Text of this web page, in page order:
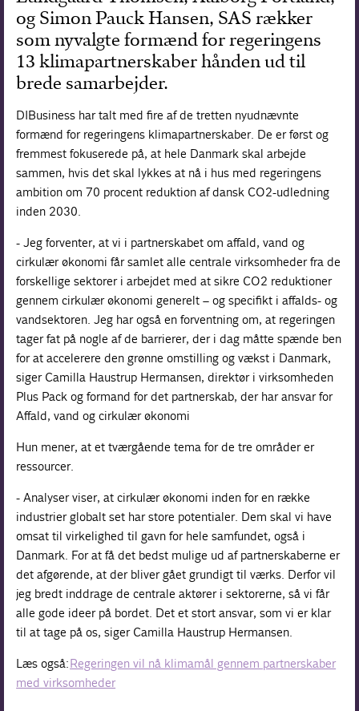
og Simon Pauck Hansen, SAS rækker
som nyvalgte formænd for regeringens
13 klimapartnerskaber hånden ud til
brede samarbejder.
DIBusiness har talt med fire af de tretten nyudnævnte
formænd for regeringens klimapartnerskaber. De er først og
fremmest fokuserede på, at hele Danmark skal arbejde
sammen, hvis det skal lykkes at nå i hus med regeringens
ambition om 70 procent reduktion af dansk CO2-udledning
inden 2030.
- Jeg forventer, at vi i partnerskabet om affald, vand og
cirkulær økonomi får samlet alle centrale virksomheder fra de
forskellige sektorer i arbejdet med at sikre CO2 reduktioner
gennem cirkulær økonomi generelt – og specifikt i affalds- og
vandsektoren. Jeg har også en forventning om, at regeringen
tager fat på nogle af de barrierer, der i dag måtte spænde ben
for at accelerere den grønne omstilling og vækst i Danmark,
siger Camilla Haustrup Hermansen, direktør i virksomheden
Plus Pack og formand for det partnerskab, der har ansvar for
Affald, vand og cirkulær økonomi
Hun mener, at et tværgående tema for de tre områder er
ressourcer.
- Analyser viser, at cirkulær økonomi inden for en række
industrier globalt set har store potentialer. Dem skal vi have
omsat til virkelighed til gavn for hele samfundet, også i
Danmark. For at få det bedst mulige ud af partnerskaberne er
det afgørende, at der bliver gået grundigt til værks. Derfor vil
jeg bredt inddrage de centrale aktører i sektorerne, så vi får
alle gode ideer på bordet. Det et stort ansvar, som vi er klar
til at tage på os, siger Camilla Haustrup Hermansen.
Læs også:Regeringen vil nå klimamål gennem partnerskaber
med virksomheder